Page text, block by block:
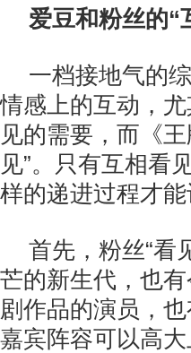
爱豆和粉丝的“
一档接地气的
情感上的互动，
见的需要，而《
见”。只有互相看
样的递进过程才
首先，粉丝“看
芒的新生代，也
剧作品的演员，
嘉宾阵容可以高